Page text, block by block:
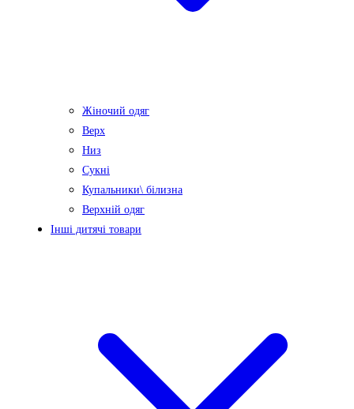
Жіночий одяг
Верх
Низ
Сукні
Купальники\ білизна
Верхній одяг
Інші дитячі товари